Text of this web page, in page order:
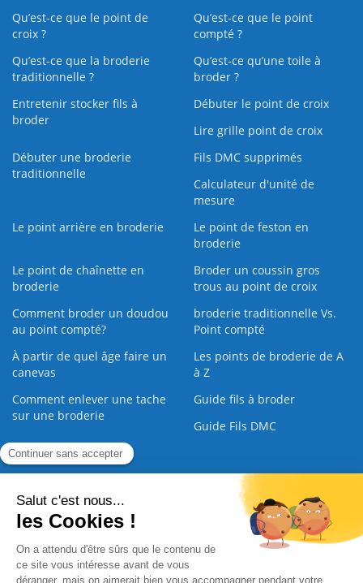
Qu’est-ce que le point de
croix ?
Qu’est-ce que le point
compté ?
Qu’est-ce que la broderie
traditionnelle ?
Qu’est‑ce qu’une toile à
broder ?
Entretenir stocker fils à
broder
Débuter le point de croix
Lire grille point de croix
Débuter une broderie
traditionnelle
Fils DMC supprimés
Calculateur d'unité de
mesure
Le point arrière en broderie
Le point de feston en
broderie
Le point de chaînette en
broderie
Broder un coussin gros
trous au point de croix
Comment broder un doudou
au point compté?
broderie traditionnelle Vs.
Point compté
À partir de quel âge faire un
canevas
Les points de broderie de A
à Z
Comment enlever une tache
sur une broderie
Guide fils à broder
Guide Fils DMC
Guide de la Broderie
Commande Papier Qui sommes nous Nous contacter |
Paiement sécurisé